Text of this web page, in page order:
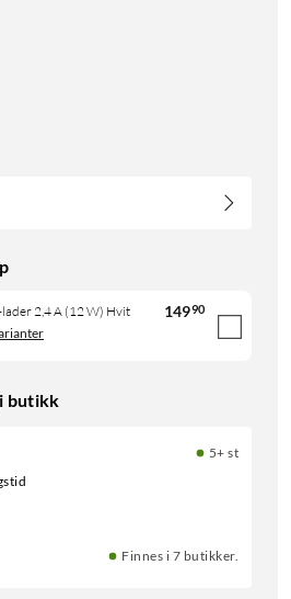
2,4 A (12 W) Hvit 14990
butikk
5+ st
Finnes i 7 butikker.